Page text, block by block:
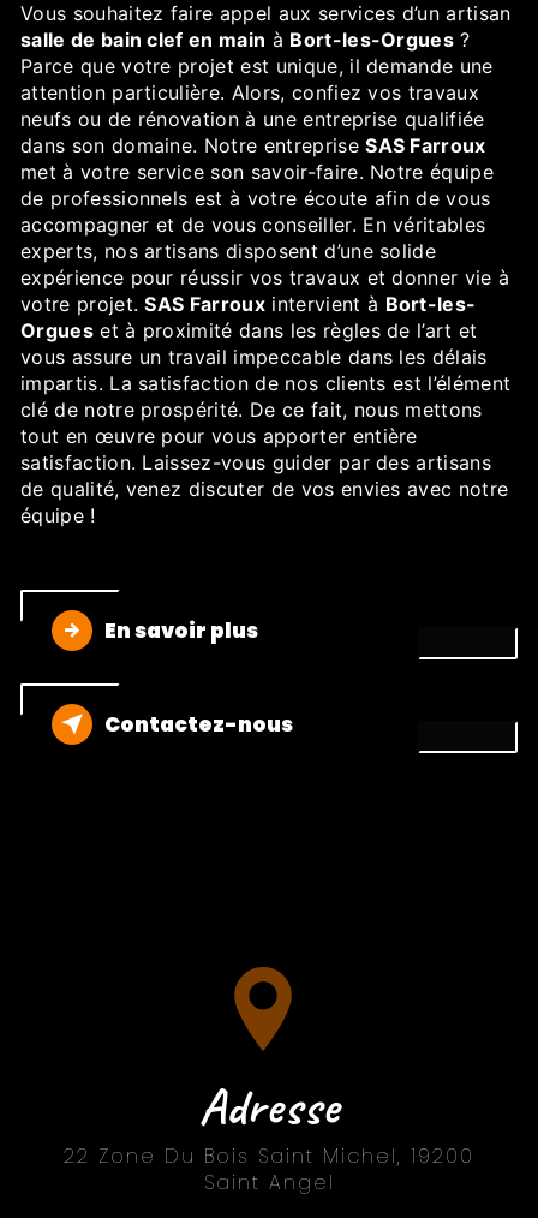
Vous souhaitez faire appel aux services d’un artisan
salle de bain clef en main à Bort-les-Orgues ?
Parce que votre projet est unique, il demande une
attention particulière. Alors, confiez vos travaux
neufs ou de rénovation à une entreprise qualifiée
dans son domaine. Notre entrepriseSAS Farroux
met à votre service son savoir-faire. Notre équipe
de professionnels est à votre écoute afin de vous
accompagner et de vous conseiller. En véritables
experts, nos artisans disposent d’une solide
expérience pour réussir vos travaux et donner vie à
votre projet.SAS Farroux intervient à Bort-les-
Orgueset à proximité dans les règles de l’art et
vous assure un travail impeccable dans les délais
impartis. La satisfaction de nos clients est l’élément
clé de notre prospérité. De ce fait, nous mettons
tout en œuvre pour vous apporter entière
satisfaction. Laissez-vous guider par des artisans
de qualité, venez discuter de vos envies avec notre
équipe !
En savoir plus
Contactez-nous
Adresse
22 Zone Du Bois Saint Michel, 19200
Saint Angel